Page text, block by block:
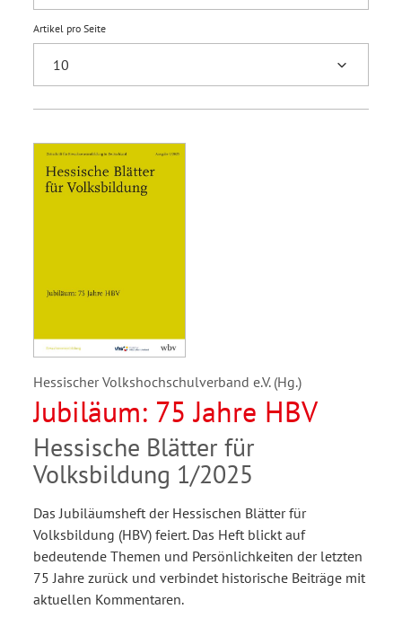
Artikel pro Seite
Hessischer Volkshochschulverband e.V. (Hg.)
Jubiläum: 75 Jahre HBV
Hessische Blätter für
Volksbildung 1/2025
Das Jubiläumsheft der Hessischen Blätter für
Volksbildung (HBV) feiert. Das Heft blickt auf
bedeutende Themen und Persönlichkeiten der letzten
75 Jahre zurück und verbindet historische Beiträge mit
aktuellen Kommentaren.